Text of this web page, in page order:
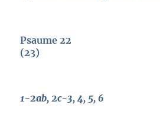
Psaume 22
1-2ab, 2c-3, 4, 5, 6